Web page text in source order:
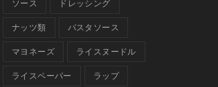
ソース ドレッシング
ナッツ類 パスタソース
マヨネーズ ライスヌードル
ライスペーパー ラップ